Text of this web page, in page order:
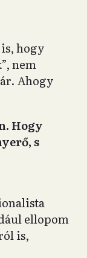
hogy
nem
Ahogy
Hogy
s
ellopom
is,